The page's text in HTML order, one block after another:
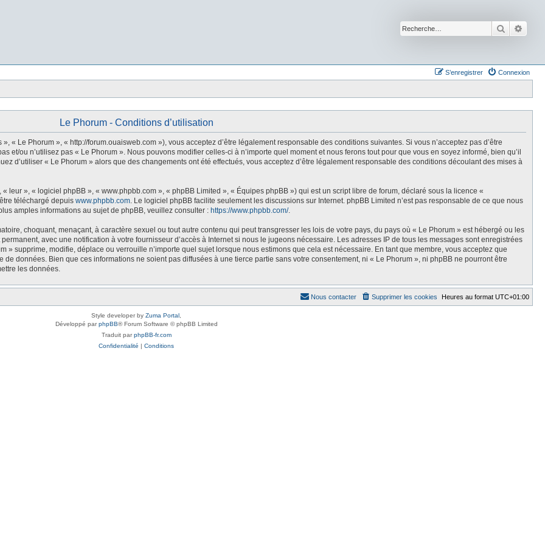
Connexion
S’enregistrer
Le Phorum - Conditions d’utilisation
« Le Phorum », « http://forum.ouaisweb.com »), vous acceptez d’être légalement responsable des conditions suivantes. Si vous n’acceptez pas d’être
et/ou n’utilisez pas « Le Phorum ». Nous pouvons modifier celles-ci à n’importe quel moment et nous ferons tout pour que vous en soyez informé, bien qu’il
d’utiliser « Le Phorum » alors que des changements ont été effectués, vous acceptez d’être légalement responsable des conditions découlant des mises à
leur », « logiciel phpBB », « www.phpbb.com », « phpBB Limited », « Équipes phpBB ») qui est un script libre de forum, déclaré sous la licence «
téléchargé depuis www.phpbb.com. Le logiciel phpBB facilite seulement les discussions sur Internet. phpBB Limited n’est pas responsable de ce que nous
amples informations au sujet de phpBB, veuillez consulter : https://www.phpbb.com/.
choquant, menaçant, à caractère sexuel ou tout autre contenu qui peut transgresser les lois de votre pays, du pays où « Le Phorum » est hébergé ou les
avec une notification à votre fournisseur d’accès à Internet si nous le jugeons nécessaire. Les adresses IP de tous les messages sont enregistrées
» supprime, modifie, déplace ou verrouille n’importe quel sujet lorsque nous estimons que cela est nécessaire. En tant que membre, vous acceptez que
données. Bien que ces informations ne soient pas diffusées à une tierce partie sans votre consentement, ni « Le Phorum », ni phpBB ne pourront être
les données.
Heures au format UTC+01:00
Supprimer les cookies
Nous contacter
Style developer by Zuma Portal
Développé parphpBB® Forum Software © phpBB Limited
Traduit parphpBB-fr.com
Confidentialité | Conditions